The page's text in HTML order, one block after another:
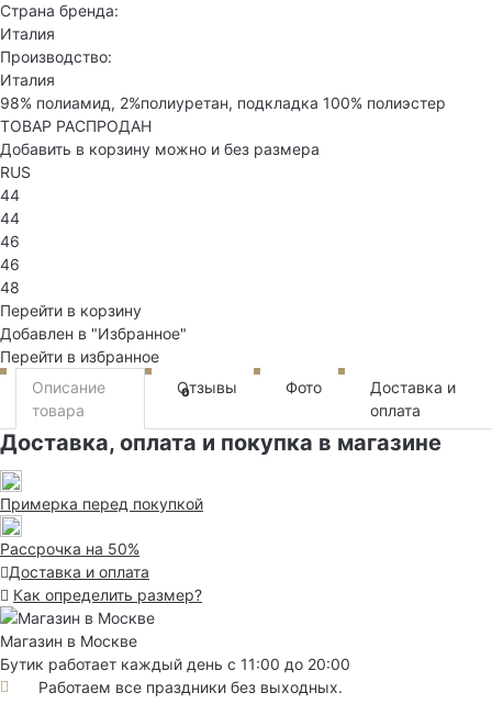
Страна бренда:
Италия
Производство:
Италия
98% полиамид, 2%полиуретан, подкладка 100% полиэстер
ТОВАР РАСПРОДАН
Добавить в корзину можно и без размера
RUS
44
44
46
46
48
Перейти в корзину
Добавлен в "Избранное"
Перейти в избранное
Описание
товара
Отзывы
0 Фото
Доставка и
оплата
Доставка, оплата и покупка в магазине
Примерка перед покупкой
Рассрочка на 50%
Доставка и оплата
Как определить размер?
Магазин в Москве
Бутик работает каждый день с 11:00 до 20:00
Работаем все праздники без выходных.